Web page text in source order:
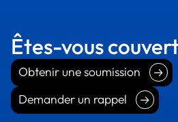
Êtes-vous
Obtenir une soumission
Demander un rappel
Demander un rappel